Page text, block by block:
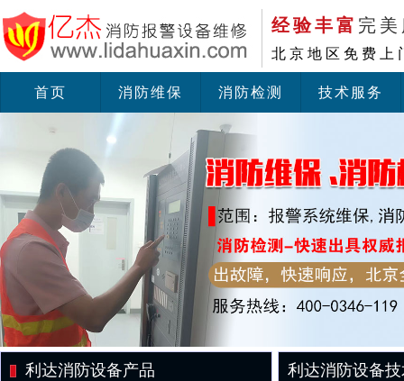
经验丰富 完
北京地区免费上
首页 消防维保 消防检测 技术服务
利达消防设备产品 利达消防设备